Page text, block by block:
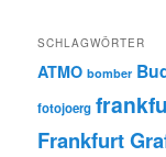
SCHLAGWÖRTER
ATMO bomber
fotojoerg
Frankfurt